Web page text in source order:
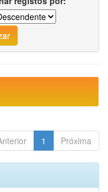
1 Próxima